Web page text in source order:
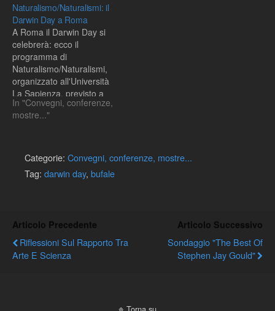
produzione Piccolo…
Naturalismo/Naturalismi: il
Darwin Day a Roma
A Roma il Darwin Day si
celebrerà: ecco il
programma di
Naturalismo/Naturalismi,
organizzato all'Università
La Sapienza, previsto a
Villa Mirafiori il 12 febbraio
In "Convegni, conferenze,
mostre..."
Categorie: Convegni, conferenze, mostre...
Tag: darwin day, bufale
Articolo Precedente
Riflessioni Sul Rapporto Tra
Arte E Scienza
Articolo Successivo
Sondaggio "The Best Of
Stephen Jay Gould"
Torna su